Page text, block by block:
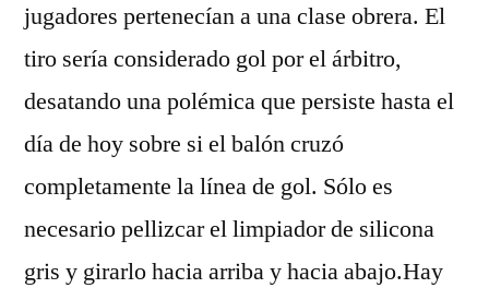
jugadores pertenecían a una clase obrera. El
tiro sería considerado gol por el árbitro,
desatando una polémica que persiste hasta el
día de hoy sobre si el balón cruzó
completamente la línea de gol. Sólo es
necesario pellizcar el limpiador de silicona
gris y girarlo hacia arriba y hacia abajo.Hay